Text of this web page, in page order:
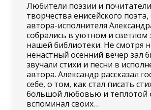
Любители поэзии и почитатели
творчества енисейского поэта,
автора-исполнителя
собрались в уютном и светлом
нашей библиотеки. Не смотря
ненастный осенний вечер зал
звучали стихи и песни в
автора. Александр рассказал
себе, о том, как стал писать
большой любовью и теплотой
вспоминал своих…